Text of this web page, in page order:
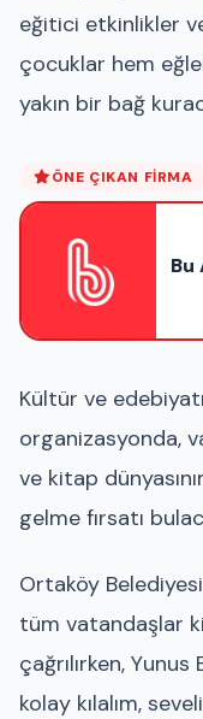
eğitici etkinlikler
çocuklar hem
yakın bir bağ
ÖNE ÇIKAN FIRMA
Bu
Kültür ve
organizasyonda,
ve kitap
gelme fırsatı
Ortaköy
tüm vatandaşlar
çağrılırken, Yunus
kolay kılalım,